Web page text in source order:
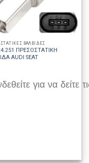
ΒΑΛΒΙΔΕΣ
ΠΡΕΣΟΣΤΑΤΙΚΗ
AUDI SEAT
για να δείτε